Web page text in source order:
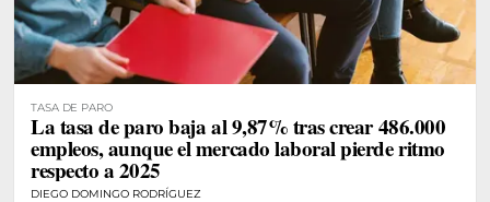
TASA DE PARO
La tasa de paro baja al 9,87% tras crear 486.000
empleos, aunque el mercado laboral pierde ritmo
respecto a 2025
DIEGO DOMINGO RODRÍGUEZ